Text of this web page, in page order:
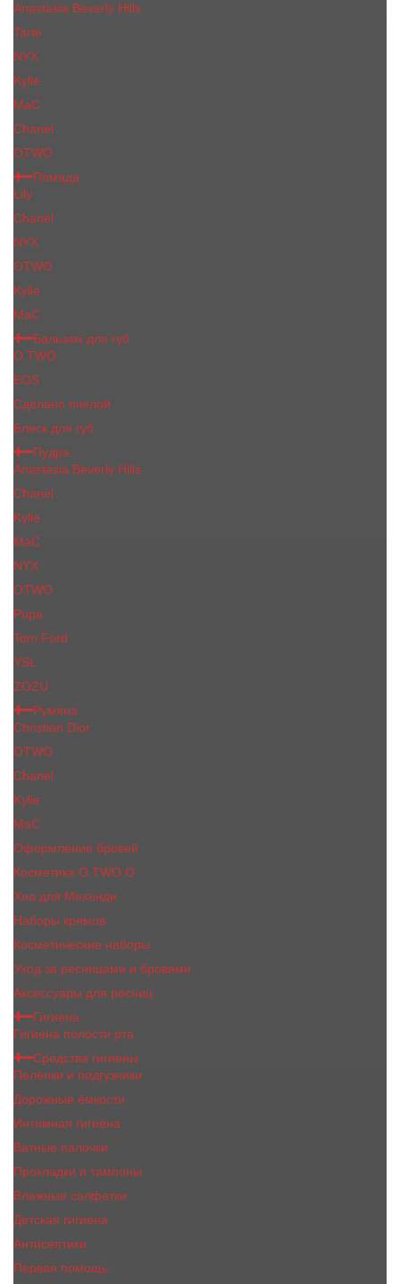
Anastasia Beverly Hills
Tarte
NYX
Kylie
MaC
Сhanеl
OTWO
Помада
Lily
Chanel
NYX
OTWO
Kylie
МаС
Бальзам для губ
O.TWO
EOS
Сделано пчелой
Блеск для губ
Пудра
Anastasia Beverly Hills
Chanel
Kylie
MaC
NYX
OTWO
Pupa
Tom Ford
YSL
ZOZU
Румяна
Christian Dior
OTWO
Сhanеl
Kylie
MaC
Оформление бровей
Косметика O.TWO.O
Хна для Мехенди
Наборы кремов
Косметические наборы
Уход за ресницами и бровями
Аксессуары для ресниц
Гигиена
Гигиена полости рта
Средства гигиены
Пелёнки и подгузники
Дорожные ёмкости
Интимная гигиена
Ватные палочки
Прокладки и тампоны
Влажные салфетки
Детская гигиена
Антисептики
Первая помощь